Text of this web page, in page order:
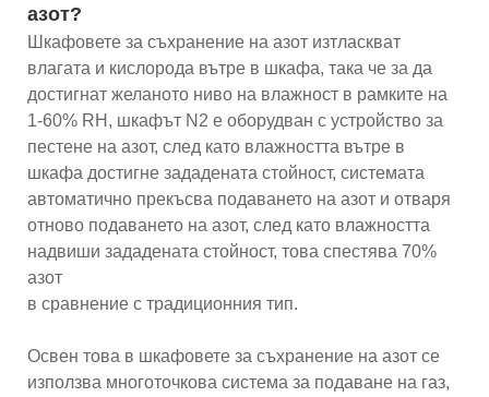
азот?
Шкафовете за съхранение на азот изтласкват
влагата и кислорода вътре в шкафа, така че за да
достигнат желаното ниво на влажност в рамките на
1-60% RH, шкафът N2 е оборудван с устройство за
пестене на азот, след като влажността вътре в
шкафа достигне зададената стойност, системата
автоматично прекъсва подаването на азот и отваря
отново подаването на азот, след като влажността
надвиши зададената стойност, това спестява 70%
азот
в сравнение с традиционния тип.
Освен това в шкафовете за съхранение на азот се
използва многоточкова система за подаване на газ,